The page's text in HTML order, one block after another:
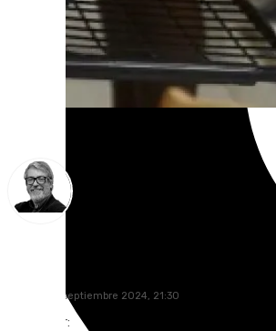
viernes, 27 septiembre 2024, 21:30
Compartir: